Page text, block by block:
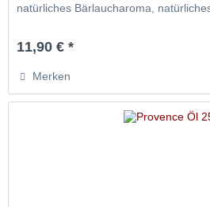
natürliches Bärlaucharoma,
11,90 € *
Merken